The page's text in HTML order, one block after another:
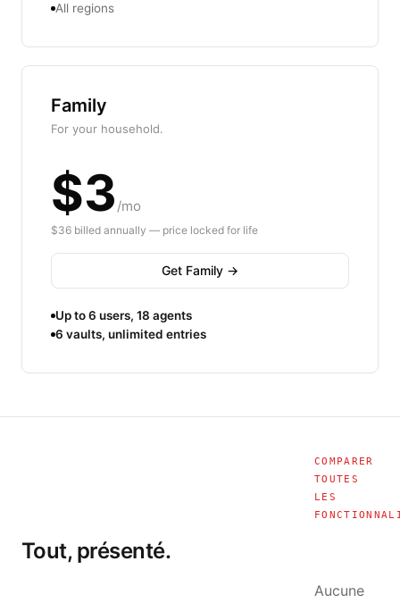
All regions
Family
For your household.
$3 /mo
$36 billed annually — price locked for life
Get Family →
Up to 6 users, 18 agents
6 vaults, unlimited entries
COMPARER
TOUTES
LES
Tout, présenté.
Aucune